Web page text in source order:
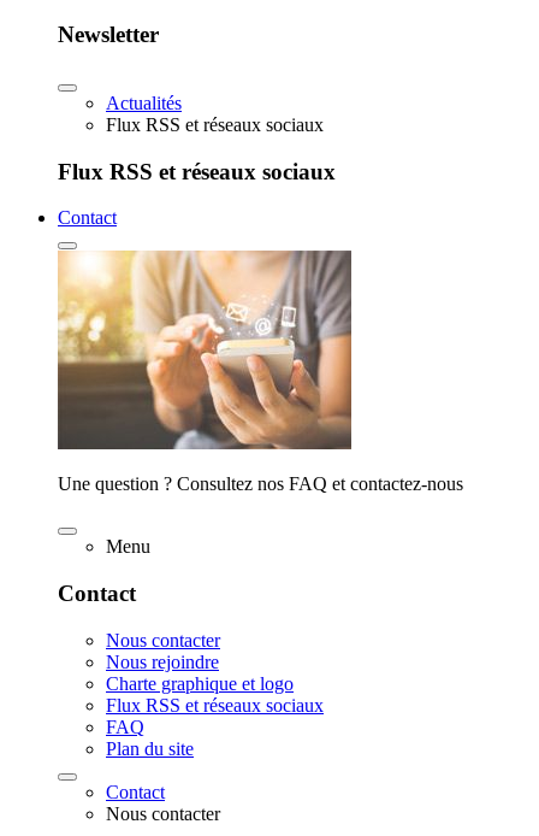
Newsletter
Actualités
Flux RSS et réseaux sociaux
Flux RSS et réseaux sociaux
Contact
Une question ? Consultez nos FAQ et contactez-nous
Menu
Contact
Nous contacter
Nous rejoindre
Charte graphique et logo
Flux RSS et réseaux sociaux
FAQ
Plan du site
Contact
Nous contacter